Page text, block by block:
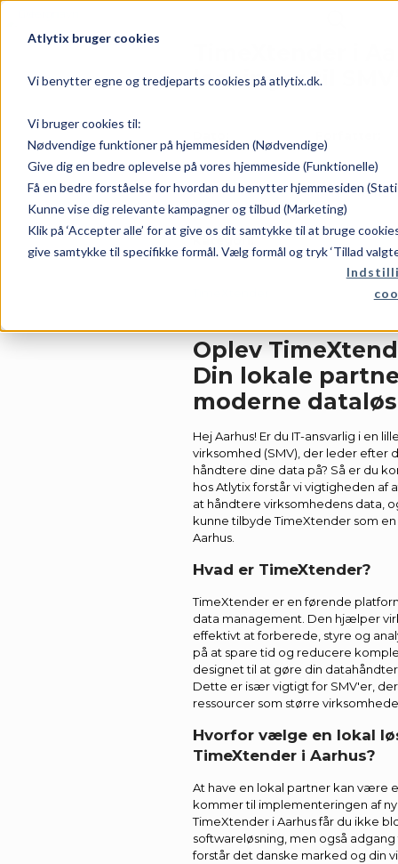
Atlytix bruger cookies
Vi benytter egne og tredjeparts cookies på atlytix.dk.
Vi bruger cookies til:
Nødvendige funktioner på hjemmesiden (Nødvendige)
Give dig en bedre oplevelse på vores hjemmeside (Funktionelle)
Få en bedre forståelse for hvordan du benytter hjemmesiden
Kunne vise dig relevante kampagner og tilbud (Marketing)
Klik på ‘Accepter alle’ for at give os dit samtykke til at bruge
give samtykke til specifikke formål. Vælg formål og tryk ‘Tillad
løsninger til
juli 1, 2026 Rene
Oplev
Din lokale
moderne
Hej Aarhus! Er du IT-ansvarlig i en
virksomhed (SMV), der leder efter
håndtere dine data på? Så er du
hos Atlytix forstår vi vigtigheden
at håndtere virksomhedens data,
kunne tilbyde TimeXtender som
Aarhus.
Hvad er TimeXtender?
TimeXtender er en førende
data management. Den hjælper
effektivt at forberede, styre og
på at spare tid og reducere
designet til at gøre din
Dette er især vigtigt for SMV'er,
ressourcer som større
Hvorfor vælge en lokal
TimeXtender i Aarhus?
At have en lokal partner kan være
kommer til implementeringen af
TimeXtender i Aarhus får du ikke
softwareløsning, men også
forstår det danske marked og din